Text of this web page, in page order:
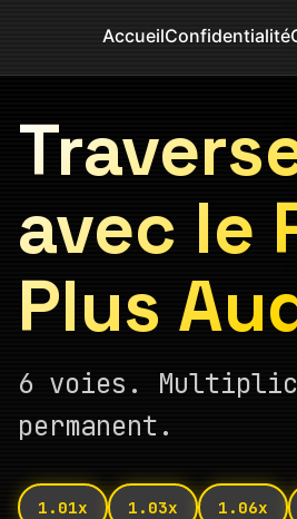
AccueilConfidentialité
avec le
Plus
6 voies.
permanent.
1.01x 1.03x 1.06x